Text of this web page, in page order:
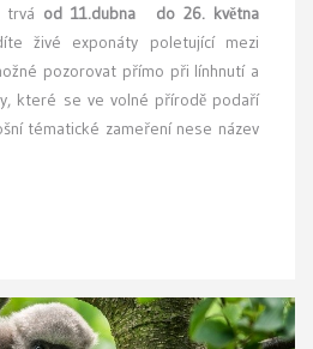
trvá od 11.dubna do 26. května
živé exponáty poletující mezi
pozorovat přímo při línhnutí a
které se ve volné přírodě podaří
tématické zameření nese název